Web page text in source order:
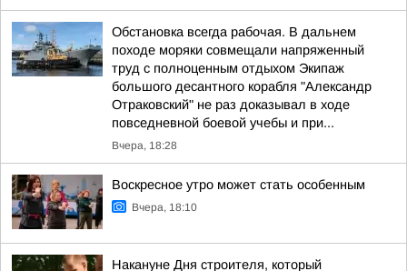
Обстановка всегда рабочая. В дальнем
походе моряки совмещали напряженный
труд с полноценным отдыхом Экипаж
большого десантного корабля "Александр
Отраковский" не раз доказывал в ходе
повседневной боевой учебы и при...
Вчера, 18:28
Воскресное утро может стать особенным
Вчера, 18:10
Накануне Дня строителя, который